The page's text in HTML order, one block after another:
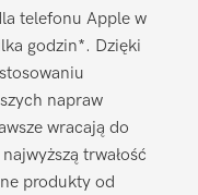
telefonu Apple w
godzin*. Dzięki
napraw
wracają do
trwałość
produkty od